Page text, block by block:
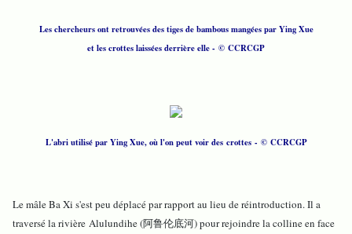
Les chercheurs ont retrouvées des tiges de bambous mangées par Ying Xue
et les crottes laissées derrière elle - © CCRCGP
L'abri utilisé par Ying Xue, où l'on peut voir des crottes- © CCRCGP
Le mâle Ba Xi s'est peu déplacé par rapport au lieu de réintroduction. Il a
traversé la rivière Alulundihe (阿鲁伦底河) pour rejoindre la colline en face